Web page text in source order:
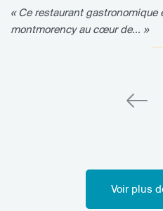
« Ce restaurant
montmorency au cœur de... »
Voir plus